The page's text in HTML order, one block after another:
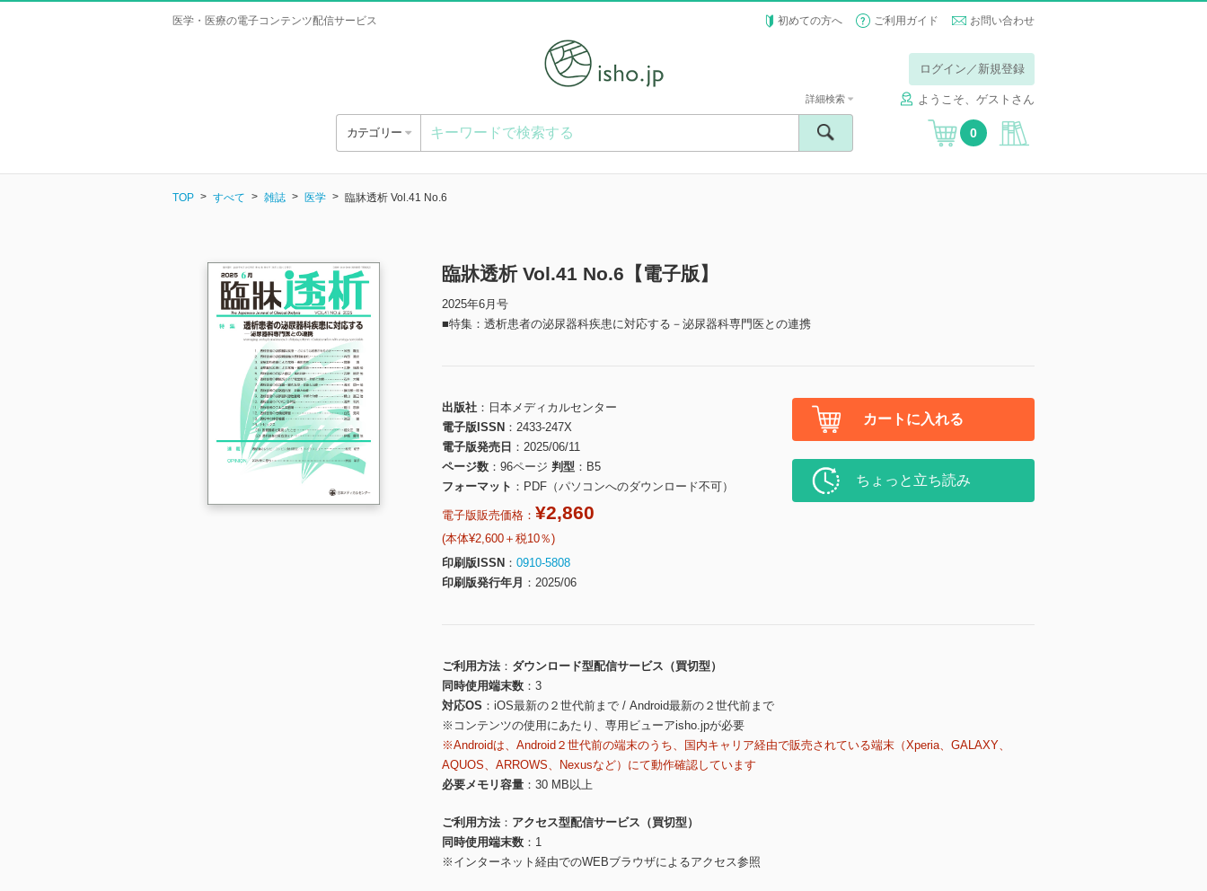
医学・医療の電子コンテンツ配信サービス 初めての方へ ご利用ガイド お問い合わせ
ログイン／新規登録
ようこそ、ゲストさん
カテゴリー
詳細検索
0
TOP すべて 雑誌 医学 臨牀透析 Vol.41 No.6
臨牀透析 Vol.41 No.6【電子版】
2025年6月号
■特集：透析患者の泌尿器科疾患に対応する－泌尿器科専門医との連携
出版社
日本メディカルセンター
電子版ISSN
2433-247X
電子版発売日
2025/06/11
ページ数
96ページ 判型
B5
フォーマット
PDF（パソコンへのダウンロード不可）
電子版販売価格： ¥2,860
(本体¥2,600＋税10％)
印刷版ISSN
0910-5808
印刷版発行年月
2025/06
カートに入れる
ちょっと立ち読み
ご利用方法
ダウンロード型配信サービス（買切型）
同時使用端末数
3
対応OS
iOS最新の２世代前まで / Android最新の２世代前まで
※コンテンツの使用にあたり、専用ビューアisho.jpが必要
※Androidは、Android２世代前の端末のうち、国内キャリア経由で販売されている端末（Xperia、GALAXY、
AQUOS、ARROWS、Nexusなど）にて動作確認しています
必要メモリ容量
30 MB以上
ご利用方法
アクセス型配信サービス（買切型）
同時使用端末数
1
※インターネット経由でのWEBブラウザによるアクセス参照